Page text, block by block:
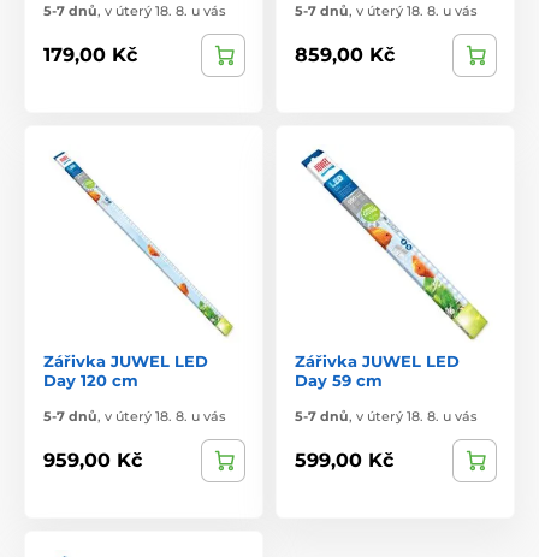
5-7 dnů, v úterý 18. 8. u vás
179,00 Kč
5-7 dnů, v úterý 18. 8. u vás
859,00 Kč
Zářivka JUWEL LED
Day 120 cm
5-7 dnů, v úterý 18. 8. u vás
959,00 Kč
Zářivka JUWEL LED
Day 59 cm
5-7 dnů, v úterý 18. 8. u vás
599,00 Kč